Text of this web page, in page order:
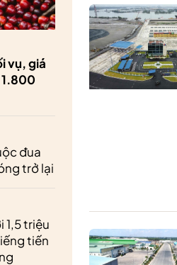
vụ, giá
đua
trở lại
1,5 triệu
tiến